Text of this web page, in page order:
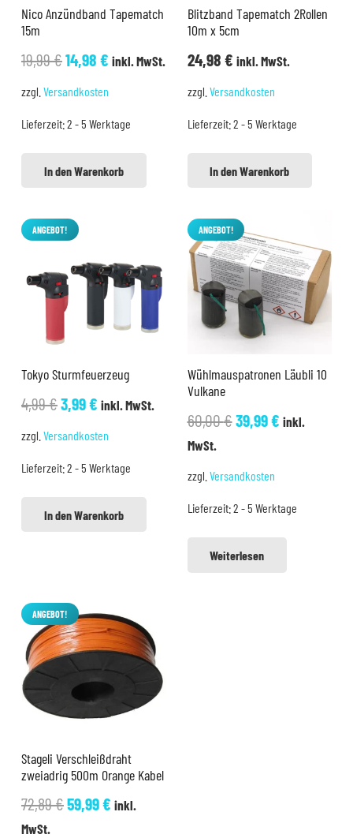
Nico Anzündband Tapematch
15m
19,99€Ursprünglicher
19,99 €
14,98€Aktueller
14,98 €.
inkl. MwSt.
zzgl. Versandkosten
Lieferzeit:2 - 5 Werktage
In den Warenkorb
Blitzband Tapematch 2Rollen
10m x 5cm
24,98€ inkl. MwSt.
zzgl. Versandkosten
Lieferzeit:2 - 5 Werktage
In den Warenkorb
ANGEBOT!
Tokyo Sturmfeuerzeug
4,99€Ursprünglicher
4,99 €
3,99€Aktueller
3,99 €.
inkl. MwSt.
zzgl. Versandkosten
Lieferzeit:2 - 5 Werktage
In den Warenkorb
ANGEBOT!
Wühlmauspatronen Läubli 10
Vulkane
60,00€Ursprünglicher
39,99€Aktueller
inkl.
MwSt.
zzgl. Versandkosten
Lieferzeit:2 - 5 Werktage
Weiterlesen
ANGEBOT!
Stageli Verschleißdraht
zweiadrig 500m Orange Kabel
72,89€Ursprünglicher
59,99€Aktueller
inkl.
MwSt.